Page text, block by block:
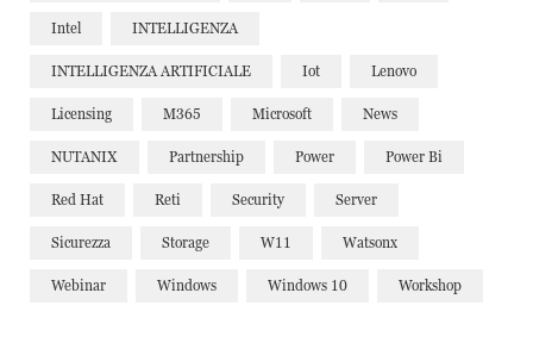
Intel INTELLIGENZA
INTELLIGENZA ARTIFICIALE Iot Lenovo
Licensing M365 Microsoft News
NUTANIX Partnership Power Power Bi
Red Hat Reti Security Server
Sicurezza Storage W11 Watsonx
Webinar Windows Windows 10 Workshop